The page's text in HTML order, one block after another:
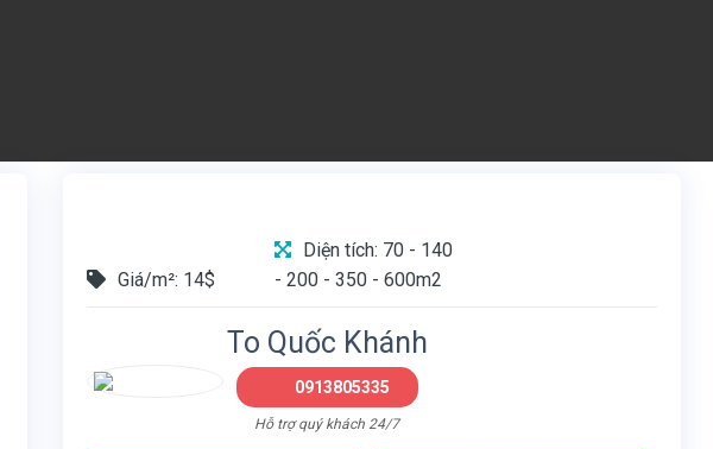
Giá/m²: 14$
Diện tích: 70 - 140
- 200 - 350 - 600m2
To Quốc Khánh
0913805335
Hỗ trợ quý khách 24/7